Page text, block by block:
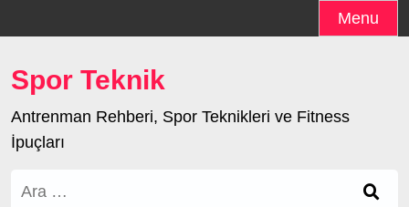
to
Menu
Spor Teknik
Antrenman Rehberi, Spor Teknikleri ve Fitness
İpuçları
Arama: